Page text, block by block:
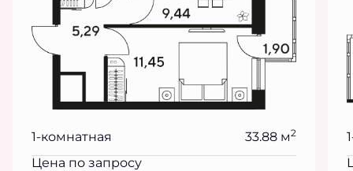
1-комнатная 33.88 м2
Цена по запросу